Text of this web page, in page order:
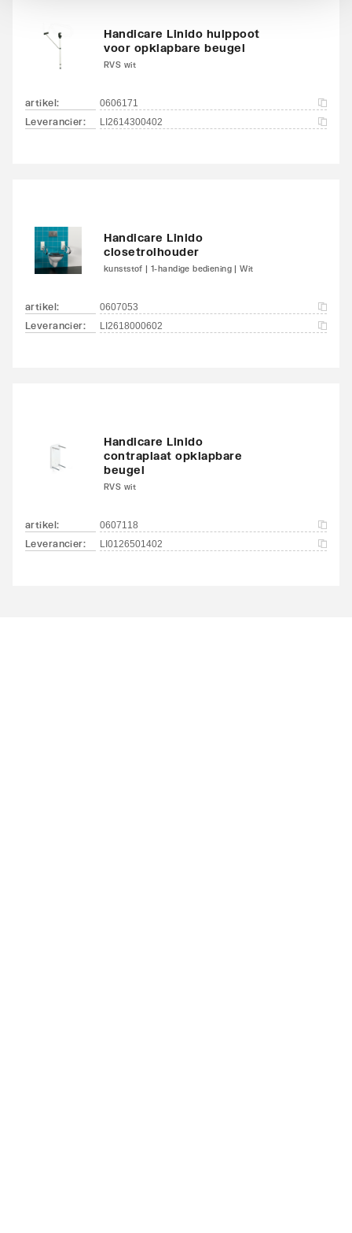
Handicare Linido hulppoot
voor opklapbare beugel
RVS wit
artikel: 0606171
Leverancier: LI2614300402
Handicare Linido
closetrolhouder
kunststof | 1-handige bediening | Wit
artikel: 0607053
Leverancier: LI2618000602
Handicare Linido
contraplaat opklapbare
beugel
RVS wit
artikel: 0607118
Leverancier: LI0126501402